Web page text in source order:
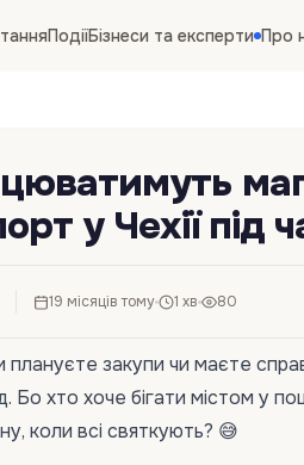
ПодіїБізнеси та експерти Про
у Чехії під
19 місяців тому 1 хв 80
плануєте закупи чи маєте
Бо хто хоче бігати містом у
коли всі святкують? 😅